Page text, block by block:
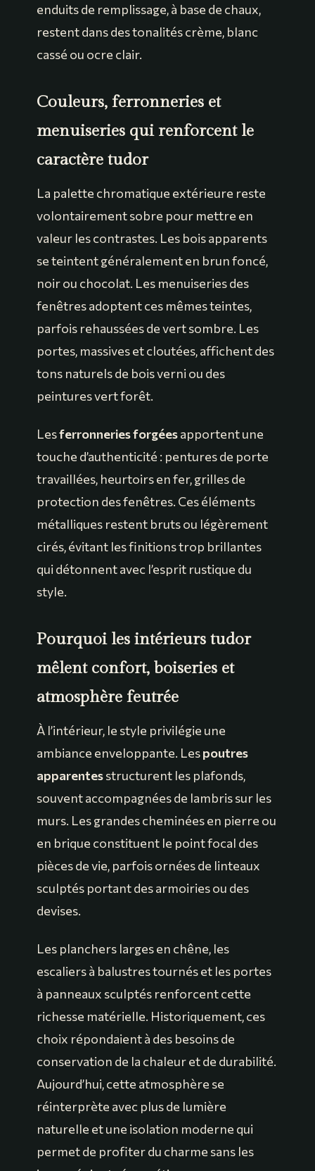
enduits de remplissage, à base de chaux,
restent dans des tonalités crème, blanc
cassé ou ocre clair.
Couleurs, ferronneries et
menuiseries qui renforcent le
caractère tudor
La palette chromatique extérieure reste
volontairement sobre pour mettre en
valeur les contrastes. Les bois apparents
se teintent généralement en brun foncé,
noir ou chocolat. Les menuiseries des
fenêtres adoptent ces mêmes teintes,
parfois rehaussées de vert sombre. Les
portes, massives et cloutées, affichent des
tons naturels de bois verni ou des
peintures vert forêt.
Lesferronneries forgéesapportent une
touche d’authenticité : pentures de porte
travaillées, heurtoirs en fer, grilles de
protection des fenêtres. Ces éléments
métalliques restent bruts ou légèrement
cirés, évitant les finitions trop brillantes
qui détonnent avec l’esprit rustique du
style.
Pourquoi les intérieurs tudor
mêlent confort, boiseries et
atmosphère feutrée
À l’intérieur, le style privilégie une
ambiance enveloppante. Lespoutres
apparentesstructurent les plafonds,
souvent accompagnées de lambris sur les
murs. Les grandes cheminées en pierre ou
en brique constituent le point focal des
pièces de vie, parfois ornées de linteaux
sculptés portant des armoiries ou des
devises.
Les planchers larges en chêne, les
escaliers à balustres tournés et les portes
à panneaux sculptés renforcent cette
richesse matérielle. Historiquement, ces
choix répondaient à des besoins de
conservation de la chaleur et de durabilité.
Aujourd’hui, cette atmosphère se
réinterprète avec plus de lumière
naturelle et une isolation moderne qui
permet de profiter du charme sans les